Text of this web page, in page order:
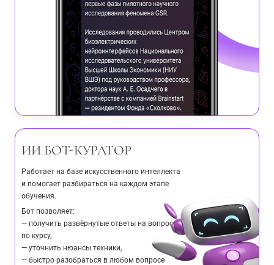
ИИ БОТ-КУРАТОР
Работает на базе искусственного интеллекта
и помогает разбираться на каждом этапе
обучения.
Бот позволяет:
— получить развёрнутые ответы на вопросы
по курсу,
— уточнить нюансы техники,
— быстро разобраться в любом вопросе